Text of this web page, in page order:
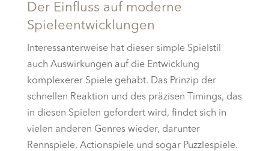
Der Einfluss auf moderne
Spieleentwicklungen
Interessanterweise hat dieser simple Spielstil
auch Auswirkungen auf die Entwicklung
komplexerer Spiele gehabt. Das Prinzip der
schnellen Reaktion und des präzisen Timings, das
in diesen Spielen gefordert wird, findet sich in
vielen anderen Genres wieder, darunter
Rennspiele, Actionspiele und sogar Puzzlespiele.